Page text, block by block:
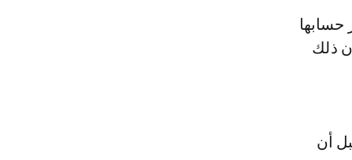
حسابها
ذلك
قبل أن